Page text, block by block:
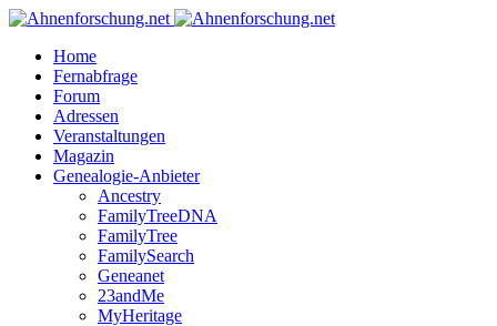
Home
Fernabfrage
Forum
Adressen
Veranstaltungen
Magazin
Genealogie-Anbieter
Ancestry
FamilyTreeDNA
FamilyTree
FamilySearch
Geneanet
23andMe
MyHeritage